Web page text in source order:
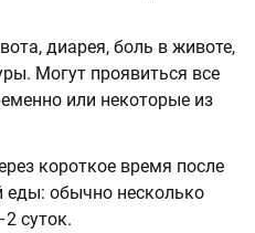
диарея, боль в животе,
Могут проявиться все
или некоторые из
короткое время после
еды: обычно несколько
суток.